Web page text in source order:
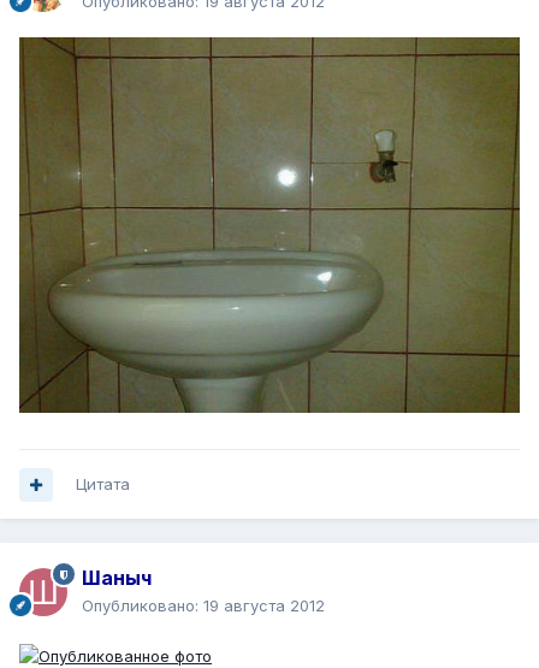
Цитата
Шаныч
Опубликовано: 19 августа 2012